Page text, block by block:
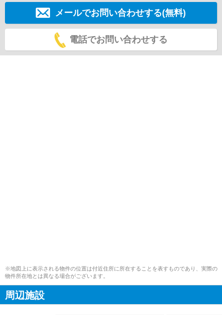
メールでお問い合わせする(無料)
電話でお問い合わせする
※地図上に表示される物件の位置は付近住所に所在することを表すものであり、実際の
物件所在地とは異なる場合がございます。
周辺施設